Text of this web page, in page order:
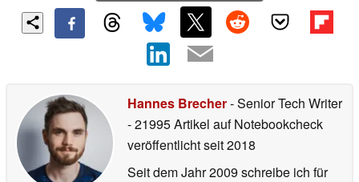
Hannes Brecher- Senior Tech Writer
- 21995 Artikel auf Notebookcheck
veröffentlichtseit 2018
Seit dem Jahr 2009 schreibe ich für